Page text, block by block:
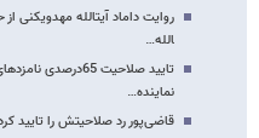
روایت داماد آیت​الله مهدوی​کنی
الله…
تایید صلاحیت
نماینده…
قاضی‌پور رد صلاحیتش را تایید